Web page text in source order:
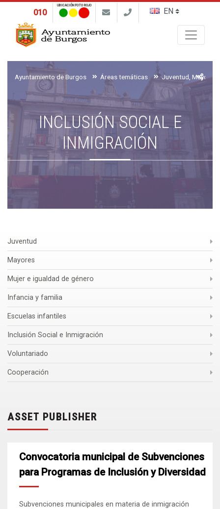
010
UBICACIÓN FOTO ROJO
Ayuntamiento de Burgos Áreas temáticas
INCLUSIÓN SOCIAL E
INMIGRACIÓN
Juventud
Mayores
Mujer e igualdad de género
Infancia y familia
Escuelas infantiles
Inclusión Social e Inmigración
Voluntariado
Cooperación
ASSET PUBLISHER
Convocatoria municipal de Subvenciones
para Programas de Inclusión y Diversidad
Subvenciones municipales en materia de inmigración